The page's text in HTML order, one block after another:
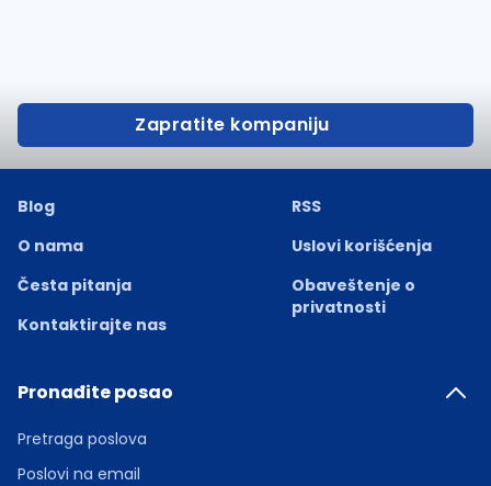
Zapratite kompaniju
Blog
O nama
Česta pitanja
Kontaktirajte nas
RSS
Uslovi korišćenja
Obaveštenje o
privatnosti
Pronađite posao
Pretraga poslova
Poslovi na email